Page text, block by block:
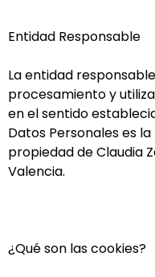
Entidad Responsable
La entidad
procesamiento y
en el sentido
Datos Personales es
propiedad de Claudia
Valencia.
¿Qué son las cookies?